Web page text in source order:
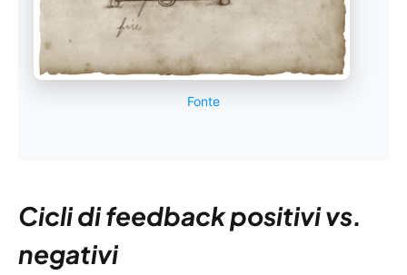
Fonte
Cicli di feedback positivi vs.
negativi